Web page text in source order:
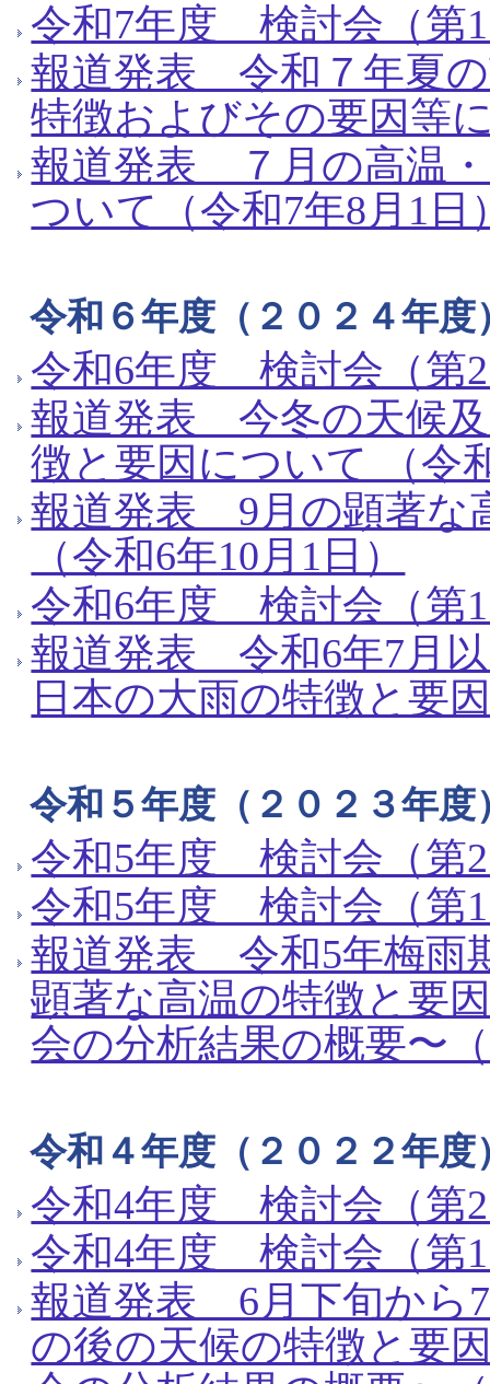
令和7年度 検討会（第
報道発表 令和７年夏
特徴およびその要因等
報道発表 ７月の高温
ついて（令和7年8月1日
令和６年度（２０２４年度
令和6年度 検討会（第2
報道発表 今冬の天候及
徴と要因について （令
報道発表 9月の顕著な
（令和6年10月1日）
令和6年度 検討会（第
報道発表 令和6年7月
日本の大雨の特徴と要
令和５年度（２０２３年度
令和5年度 検討会（第
令和5年度 検討会（第1
報道発表 令和5年梅雨
顕著な高温の特徴と要
会の分析結果の概要〜
令和４年度（２０２２年度
令和4年度 検討会（第
令和4年度 検討会（第1
報道発表 6月下旬から
の後の天候の特徴と要